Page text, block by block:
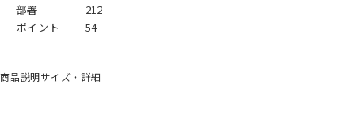
部署
212
ポイント
54
商品説明サイズ・詳細